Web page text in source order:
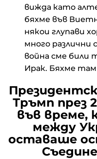
вижда като
бяхме във
някои глупави
много различни
война сме били
Ирак. Бяхме там
Тръмп през
във време,
между
оставаше